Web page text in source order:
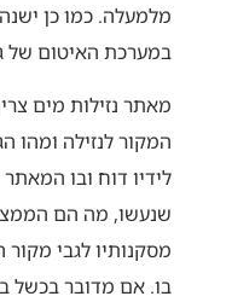
מלמעלה. כמו כן
במערכת האיטום של
מאתר נזילות מים
המקור לנזילה ומהו
לידיו דוח ובו
שנעשו, מה הם
מסקנותיו לגבי
בו. אם מדובר בכשל